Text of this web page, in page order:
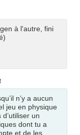
à l'autre, fini
n’y a aucun
jeu en physique
un
dont tu a
et de les